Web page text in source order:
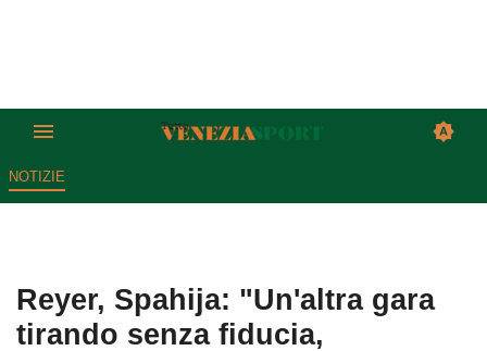
NOTIZIE
Reyer, Spahija: "Un'altra gara
tirando senza fiducia,